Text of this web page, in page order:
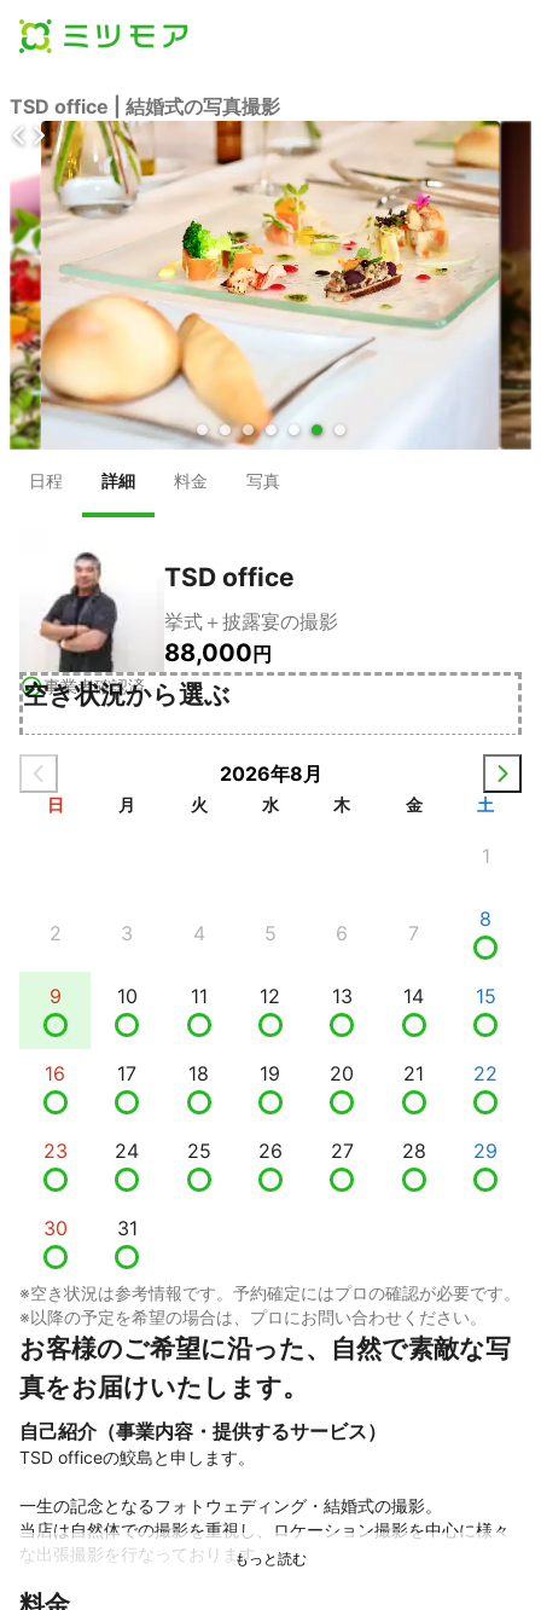
TSD office | 結婚式の写真撮影
● ● ● ● ● ● ●
日程 詳細 料金 写真
事業者確認済
TSD office
挙式＋披露宴の撮影
88,000円
空き状況から選ぶ
2026年8月
日 月 火 水 木 金 土
1
2 3 4 5 6 7
8
9 10 11 12 13 14 15
16 17 18 19 20 21 22
23 24 25 26 27 28 29
30 31
※空き状況は参考情報です。予約確定にはプロの確認が必要です。
※以降の予定を希望の場合は、プロにお問い合わせください。
お客様のご希望に沿った、自然で素敵な写
真をお届けいたします。
自己紹介（事業内容・提供するサービス）
TSD officeの鮫島と申します。
一生の記念となるフォトウェディング・結婚式の撮影。
当店は自然体での撮影を重視し、ロケーション撮影を中心に様々
な出張撮影を行なっております。
子供の頃から、自然・風景を撮影してきた経験から、その場の雰